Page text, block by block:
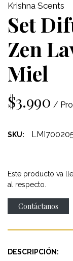
Krishna Scents
Set
Zen
Miel
$3.990 /
SKU:
Este producto va
al respecto.
Contáctanos
DESCRIPCIÓN: